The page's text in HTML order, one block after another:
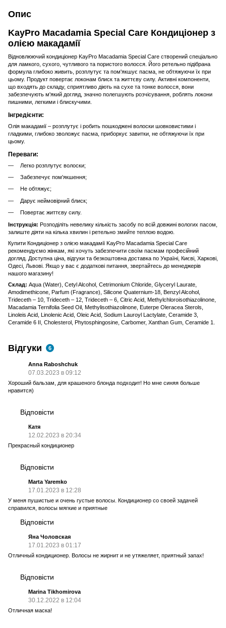
Опис
KayPro Macadamia Special Care Кондиціонер з
олією макадамії
Відновлюючий кондиціонер KayPro Macadamia Special Care створений спеціально
для ламкого, сухого, чутливого та пористого волосся. Його ретельно підібрана
формула глибоко живить, розплутує та пом'якшує пасма, не обтяжуючи їх при
цьому. Продукт повертає локонам блиск та життєву силу. Активні компоненти,
що входять до складу, сприятливо діють на сухе та тонке волосся, вони
забезпечують м'який догляд, значно полегшують розчісування, роблять локони
пишними, легкими і блискучими.
Інгредієнти:
Олія макадамії – розплутує і робить пошкоджені волоски шовковистими і
гладкими, глибоко зволожує пасма, приборкує завитки, не обтяжуючи їх при
цьому.
Переваги:
Легко розплутує волоски;
Забезпечує пом'якшення;
Не обтяжує;
Дарує неймовірний блиск;
Повертає життєву силу.
Інструкція: Розподіліть невелику кількість засобу по всій довжині вологих пасом,
залиште діяти на кілька хвилин і ретельно змийте теплою водою.
Купити Кондиціонер з олією макадамії KayPro Macadamia Special Care
рекомендуємо жінкам, які хочуть забезпечити своїм пасмам професійний
догляд. Доступна ціна, відгуки та безкоштовна доставка по Україні, Києві, Харкові,
Одесі, Львові. Якщо у вас є додаткові питання, звертайтесь до менеджерів
нашого магазину!
Склад: Aqua (Water), Cetyl Alcohol, Cetrimonium Chloride, Glyceryl Laurate,
Amodimethicone, Parfum (Fragrance), Silicone Quaternium-18, Benzyl Alcohol,
Trideceth – 10, Trideceth – 12, Trideceth – 6, Citric Acid, Methylchloroisothiazolinone,
Macadamia Ternifolia Seed Oil, Methylisothiazolinone, Euterpe Oleracea Sterols,
Linoleis Acid, Linolenic Acid, Oleic Acid, Sodium Lauroyl Lactylate, Ceramide 3,
Ceramide 6 II, Cholesterol, Phytosphingosine, Carbomer, Xanthan Gum, Ceramide 1.
Відгуки 6
Anna Raboshchuk
07.03.2023 в 09:12
Хороший бальзам, для крашеного блонда подходит! Но мне синяя больше
нравится)
Відповісти
Катя
12.02.2023 в 20:34
Прекрасный кондиционер
Відповісти
Marta Yaremko
17.01.2023 в 12:28
У меня пушистые и очень густые волосы. Кондиционер со своей задачей
справился, волосы мягкие и приятные
Відповісти
Яна Чоловская
17.01.2023 в 01:17
Отличный кондиционер. Волосы не жирнит и не утяжеляет, приятный запах!
Відповісти
Marina Tikhomirova
30.12.2022 в 12:04
Отличная маска!